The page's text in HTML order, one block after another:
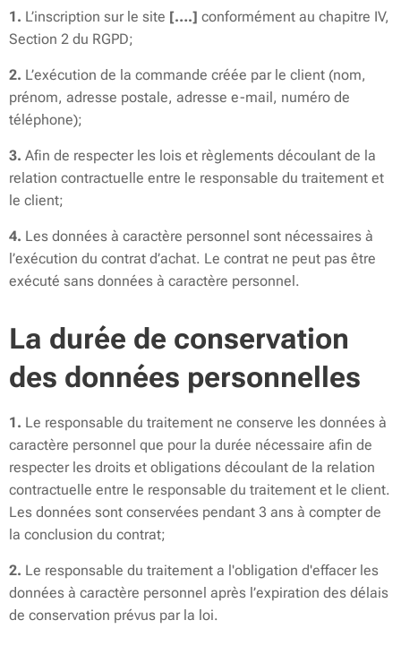
1. L’inscription sur le site [….] conformément au chapitre IV,
Section 2 du RGPD;
2. L’exécution de la commande créée par le client (nom,
prénom, adresse postale, adresse e-mail, numéro de
téléphone);
3. Afin de respecter les lois et règlements découlant de la
relation contractuelle entre le responsable du traitement et
le client;
4. Les données à caractère personnel sont nécessaires à
l’exécution du contrat d’achat. Le contrat ne peut pas être
exécuté sans données à caractère personnel.
La durée de conservation
des données personnelles
1. Le responsable du traitement ne conserve les données à
caractère personnel que pour la durée nécessaire afin de
respecter les droits et obligations découlant de la relation
contractuelle entre le responsable du traitement et le client.
Les données sont conservées pendant 3 ans à compter de
la conclusion du contrat;
2. Le responsable du traitement a l'obligation d'effacer les
données à caractère personnel après l’expiration des délais
de conservation prévus par la loi.